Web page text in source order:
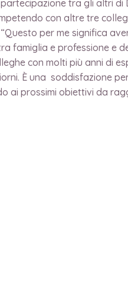
tra gli altri di
con altre tre
per me significa
famiglia e professione e
con molti più anni di
È una soddisfazione
ai prossimi obiettivi da